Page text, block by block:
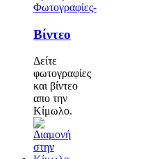
Φωτογραφίες-
Βίντεο
Δείτε
φωτογραφίες
και βίντεο
απο την
Κίμωλο.